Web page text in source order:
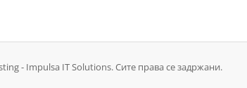
- Impulsa IT Solutions. Сите права се задржани.